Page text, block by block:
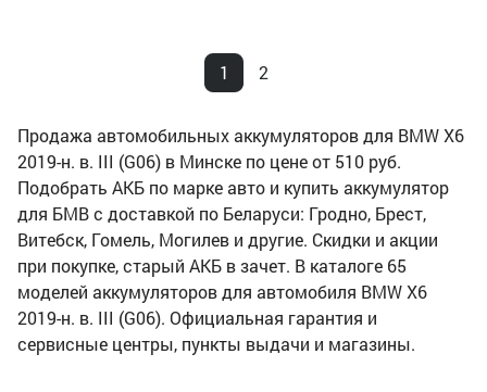
1 2
Продажа автомобильных аккумуляторов для BMW X6
2019-н. в. III (G06) в Минске по цене от 510 руб.
Подобрать АКБ по марке авто и купить аккумулятор
для БМВ с доставкой по Беларуси: Гродно, Брест,
Витебск, Гомель, Могилев и другие. Скидки и акции
при покупке, старый АКБ в зачет. В каталоге 65
моделей аккумуляторов для автомобиля BMW X6
2019-н. в. III (G06). Официальная гарантия и
сервисные центры, пункты выдачи и магазины.